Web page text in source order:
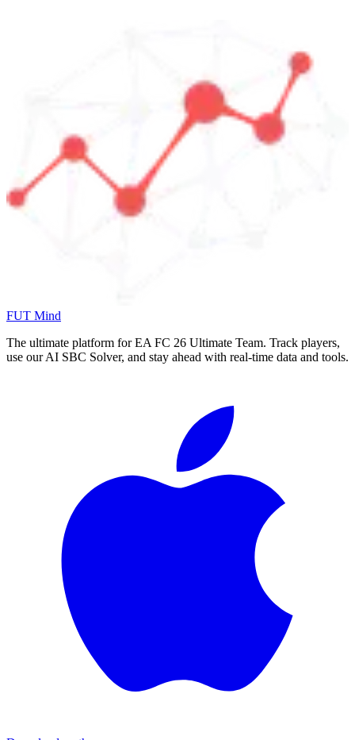
FUT Mind
The ultimate platform for EA FC 26 Ultimate Team. Track players,
use our AI SBC Solver, and stay ahead with real-time data and tools.